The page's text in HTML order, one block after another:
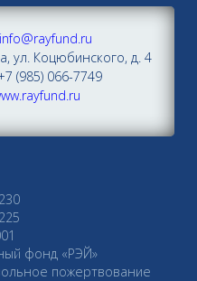
info@rayfund.ru
ул. Коцюбинского, д. 4
(985) 066-7749
фонд «РЭЙ»
пожертвование